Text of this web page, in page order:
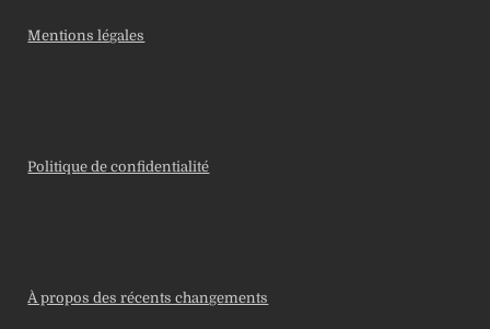
Mentions légales
Politique de confidentialité
À propos des récents changements